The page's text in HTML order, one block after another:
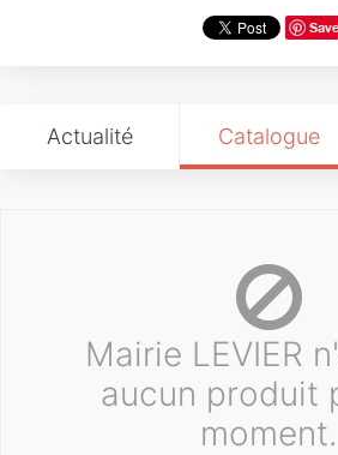
Save
Actualité Catalogue
Mairie LEVIER
aucun produit
moment.